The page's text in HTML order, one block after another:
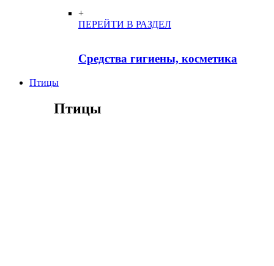
+
ПЕРЕЙТИ В РАЗДЕЛ
Средства гигиены, косметика
Птицы
Птицы